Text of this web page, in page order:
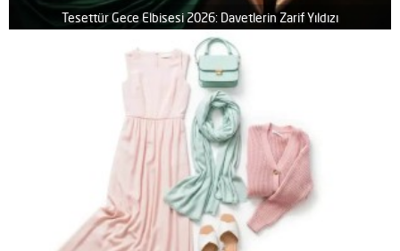
Tesettür Gece Elbisesi 2026: Davetlerin Zarif Yıldızı